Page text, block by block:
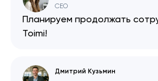
CEO
Планируем продолжать
Toimi!
Дмитрий Кузьмин